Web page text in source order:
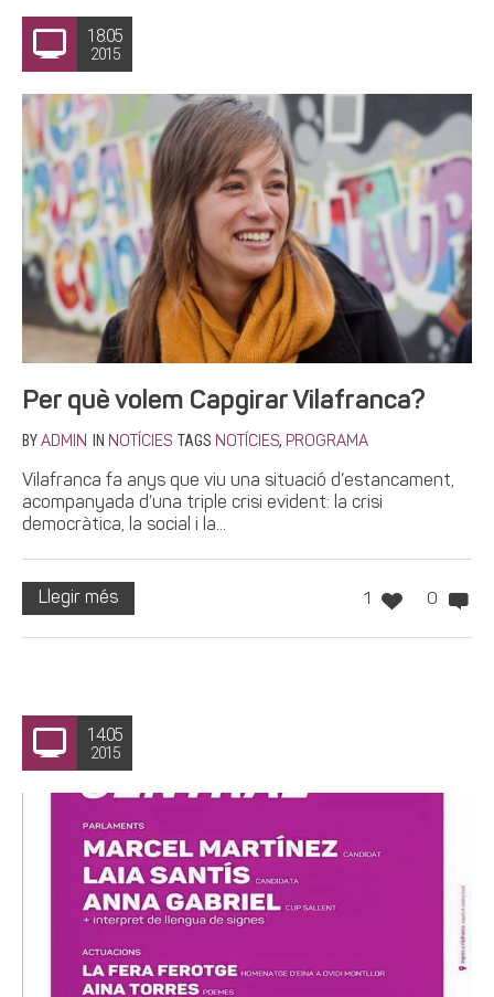
18.05
2015
Per què volem Capgirar Vilafranca?
BY ADMIN IN NOTÍCIES TAGS NOTÍCIES, PROGRAMA
Vilafranca fa anys que viu una situació d’estancament,
acompanyada d’una triple crisi evident: la crisi
democràtica, la social i la...
1 0
Llegir més
14.05
2015